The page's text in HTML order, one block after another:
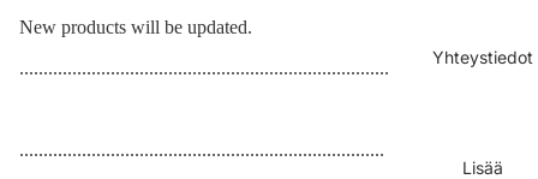
Yhteystiedot
Lisää
New products will be updated.
.............................................................................
............................................................................